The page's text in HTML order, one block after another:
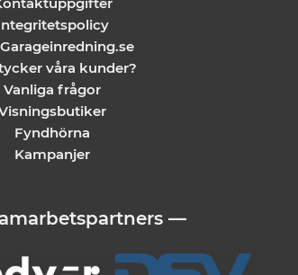
våra kunder?
Vanliga frågor
Fyndhörna
Kampanjer
—